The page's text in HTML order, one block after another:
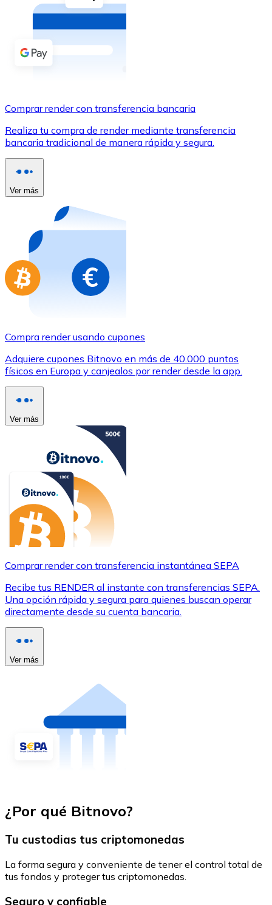
Compra criptomonedas con efectivo en tu tienda más
Comprar con efectivo
Transferencia SEPA
Utiliza tarjetas Visa y Mastercard para comprar
Comprar con tarjeta
Compra tarjetas regalo de tus marcas favoritas con
Ir a la tienda de tarjetas regalo
Comprar render con transferencia bancaria
Realiza tu compra de render mediante transferencia
bancaria tradicional de manera rápida y segura.
Ver más
Compra render usando cupones
Adquiere cupones Bitnovo en más de 40.000 puntos
físicos en Europa y canjealos por render desde la app.
Ver más
Comprar render con transferencia instantánea SEPA
Recibe tus RENDER al instante con transferencias SEPA.
Una opción rápida y segura para quienes buscan operar
directamente desde su cuenta bancaria.
Ver más
¿Por qué Bitnovo?
Tu custodias tus criptomonedas
La forma segura y conveniente de tener el control total de
tus fondos y proteger tus criptomonedas.
Seguro y confiable